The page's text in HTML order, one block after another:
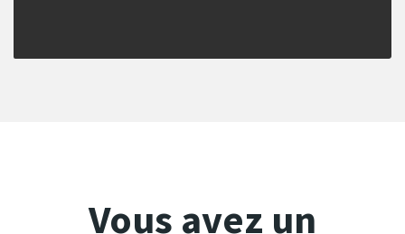
Vous avez un